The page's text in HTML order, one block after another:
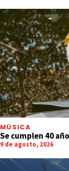
MÚSICA
Se cumplen 40
9 de agosto, 2026